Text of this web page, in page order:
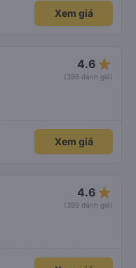
Xem giá
4.6 star_rate
(399 đánh giá)
Xem giá
4.6 star_rate
(399 đánh giá)